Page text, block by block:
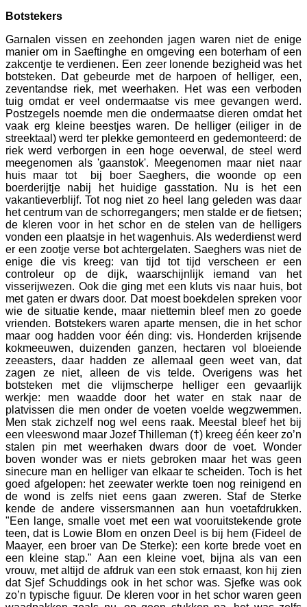
Botstekers
Garnalen vissen en zeehonden jagen waren niet de enige
manier om in Saeftinghe en omgeving een boterham of een
zakcentje te verdienen. Een zeer lonende bezigheid was het
botsteken. Dat gebeurde met de harpoen of helliger, een,
zeventandse riek, met weerhaken. Het was een verboden
tuig omdat er veel ondermaatse vis mee gevangen werd.
Postzegels noemde men die ondermaatse dieren omdat het
vaak erg kleine beestjes waren. De helliger (eiliger in de
streektaal) werd ter plekke gemonteerd en gedemonteerd: de
riek werd verborgen in een hoge oeverwal, de steel werd
meegenomen als 'gaanstok'. Meegenomen maar niet naar
huis maar tot bij boer Saeghers, die woonde op een
boerderijtje nabij het huidige gasstation. Nu is het een
vakantieverblijf. Tot nog niet zo heel lang geleden was daar
het centrum van de schorregangers; men stalde er de fietsen;
de kleren voor in het schor en de stelen van de helligers
vonden een plaatsje in het wagenhuis. Als wederdienst werd
er een zootje verse bot achtergelaten. Saeghers was niet de
enige die vis kreeg: van tijd tot tijd verscheen er een
controleur op de dijk, waarschijnlijk iemand van het
visserijwezen. Ook die ging met een kluts vis naar huis, bot
met gaten er dwars door. Dat moest boekdelen spreken voor
wie de situatie kende, maar niettemin bleef men zo goede
vrienden. Botstekers waren aparte mensen, die in het schor
maar oog hadden voor één ding: vis. Honderden krijsende
kokmeeuwen, duizenden ganzen, hectaren vol bloeiende
zeeasters, daar hadden ze allemaal geen weet van, dat
zagen ze niet, alleen de vis telde. Overigens was het
botsteken met die vlijmscherpe helliger een gevaarlijk
werkje: men waadde door het water en stak naar de
platvissen die men onder de voeten voelde wegzwemmen.
Men stak zichzelf nog wel eens raak. Meestal bleef het bij
een vleeswond maar Jozef Thilleman (†) kreeg één keer zo’n
stalen pin met weerhaken dwars door de voet. Wonder
boven wonder was er niets gebroken maar het was geen
sinecure man en helliger van elkaar te scheiden. Toch is het
goed afgelopen: het zeewater werkte toen nog reinigend en
de wond is zelfs niet eens gaan zweren. Staf de Sterke
kende de andere vissersmannen aan hun voetafdrukken.
"Een lange, smalle voet met een wat vooruitstekende grote
teen, dat is Lowie Blom en onzen Deel is bij hem (Fideel de
Maayer, een broer van De Sterke): een korte brede voet en
een kleine stap." Aan een kleine voet, bijna als van een
vrouw, met altijd de afdruk van een stok ernaast, kon hij zien
dat Sjef Schuddings ook in het schor was. Sjefke was ook
zo’n typische figuur. De kleren voor in het schor waren geen